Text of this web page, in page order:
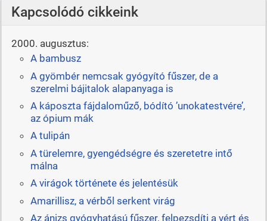
Kapcsolódó cikkeink
2000. augusztus:
A bambusz
A gyömbér nemcsak gyógyító fűszer, de a
szerelmi bájitalok alapanyaga is
A káposzta fájdaloműző, bódító ’unokatestvére’,
az ópium mák
A tulipán
A türelemre, gyengédségre és szeretetre intő
málna
A virágok története és jelentésük
Amarillisz, a vérből serkent virág
Az ánizs gyógyhatású fűszer, felpezsdíti a vért és